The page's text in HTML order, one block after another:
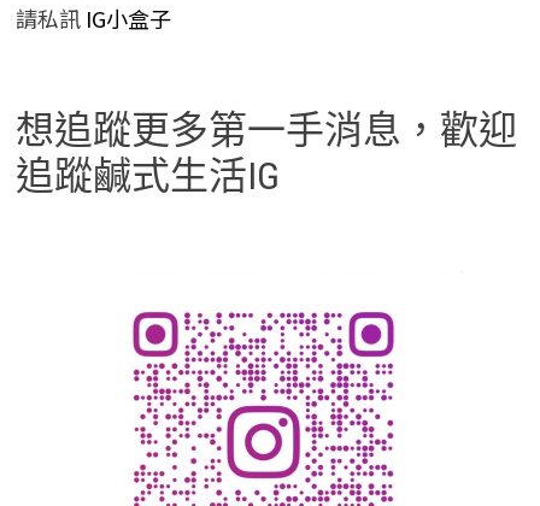
請私訊IG小盒子
想追蹤更多第一手消息，歡迎
追蹤鹹式生活IG